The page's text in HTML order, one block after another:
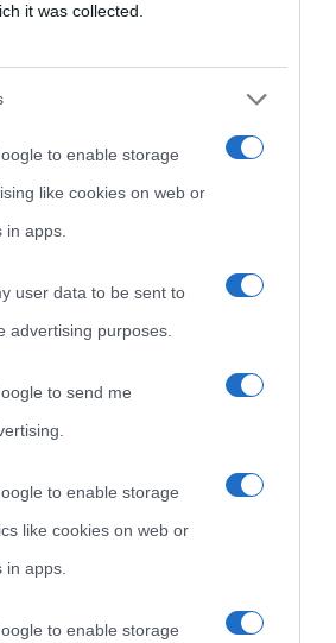
it was collected.
to enable storage
like cookies on web or
apps.
user data to be sent to
advertising purposes.
to send me
to enable storage
like cookies on web or
apps.
to enable storage